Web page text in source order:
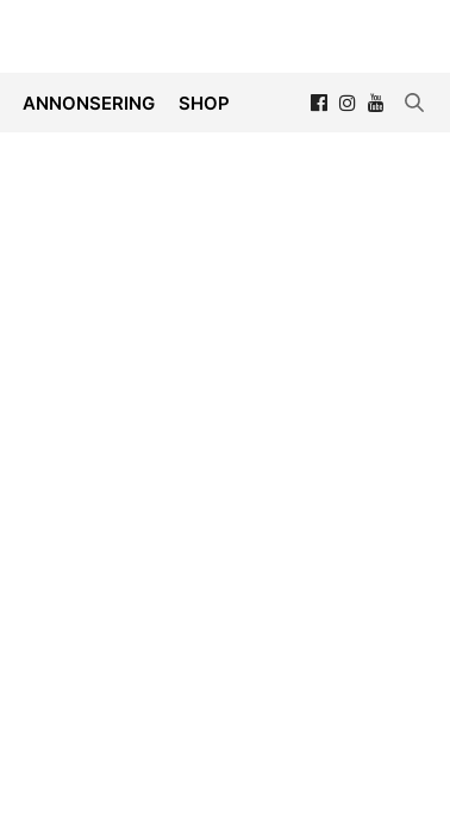
ANNONSERING SHOP